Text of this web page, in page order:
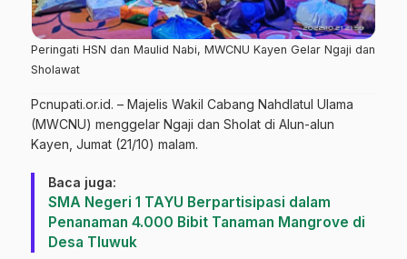
Peringati HSN dan Maulid Nabi, MWCNU Kayen Gelar Ngaji dan
Sholawat
Pcnupati.or.id. – Majelis Wakil Cabang Nahdlatul Ulama
(MWCNU) menggelar Ngaji dan Sholat di Alun-alun
Kayen, Jumat (21/10) malam.
Baca juga:
SMA Negeri 1 TAYU Berpartisipasi dalam
Penanaman 4.000 Bibit Tanaman Mangrove di
Desa Tluwuk